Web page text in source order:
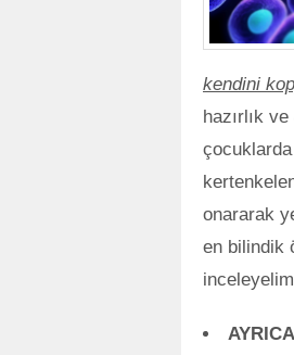
kendini
hazırlık ve
çocuklarda
onararak
en bilindik